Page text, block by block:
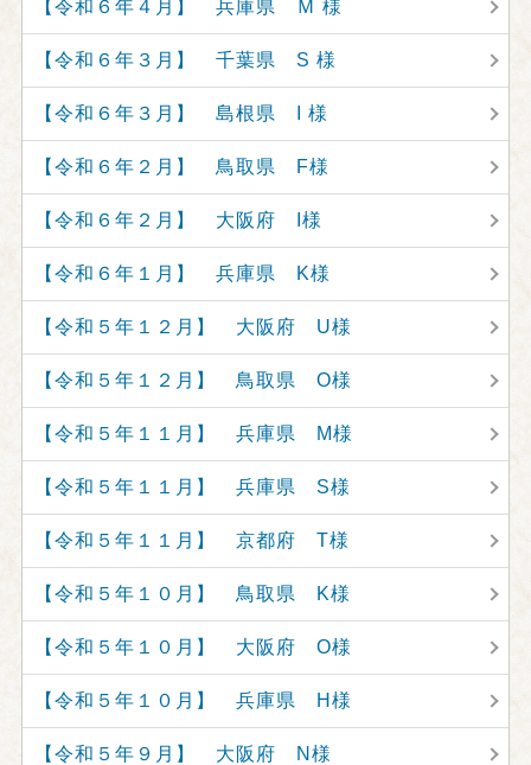
【令和６年４月】 兵庫県 Ｍ 様
【令和６年３月】 千葉県 S 様
【令和６年３月】 島根県 I 様
【令和６年２月】 鳥取県 F様
【令和６年２月】 大阪府 I様
【令和６年１月】 兵庫県 K様
【令和５年１２月】 大阪府 U様
【令和５年１２月】 鳥取県 O様
【令和５年１１月】 兵庫県 M様
【令和５年１１月】 兵庫県 S様
【令和５年１１月】 京都府 T様
【令和５年１０月】 鳥取県 K様
【令和５年１０月】 大阪府 O様
【令和５年１０月】 兵庫県 H様
【令和５年９月】 大阪府 N様